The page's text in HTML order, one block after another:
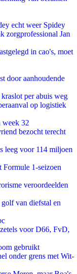
echt weer Spidey
zorgprofessional Jan
in cao's, moet
door aanhoudende
per abuis weg
op logistiek
week 32
bezocht terecht
leeg voor 114 miljoen
1-seizoen
veroordeelden
van diefstal en
voor D66, FvD,
gebruikt
onder grens met Wit-